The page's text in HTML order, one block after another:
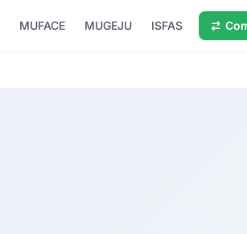
MUFACE MUGEJU ISFAS